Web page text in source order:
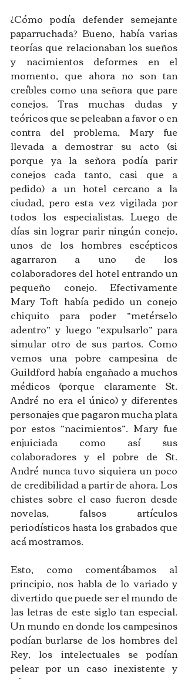
¿Cómo podía defender semejante
paparruchada? Bueno, había varias
teorías que relacionaban los sueños
y nacimientos deformes en el
momento, que ahora no son tan
creíbles como una señora que pare
conejos. Tras muchas dudas y
teóricos que se peleaban a favor o en
contra del problema, Mary fue
llevada a demostrar su acto (si
porque ya la señora podía parir
conejos cada tanto, casi que a
pedido) a un hotel cercano a la
ciudad, pero esta vez vigilada por
todos los especialistas. Luego de
días sin lograr parir ningún conejo,
unos de los hombres escépticos
agarraron a uno de los
colaboradores del hotel entrando un
pequeño conejo. Efectivamente
Mary Toft había pedido un conejo
chiquito para poder “metérselo
adentro” y luego “expulsarlo” para
simular otro de sus partos. Como
vemos una pobre campesina de
Guildford había engañado a muchos
médicos (porque claramente St.
André no era el único) y diferentes
personajes que pagaron mucha plata
por estos “nacimientos”. Mary fue
enjuiciada como así sus
colaboradores y el pobre de St.
André nunca tuvo siquiera un poco
de credibilidad a partir de ahora. Los
chistes sobre el caso fueron desde
novelas, falsos artículos
periodísticos hasta los grabados que
acá mostramos.
Esto, como comentábamos al
principio, nos habla de lo variado y
divertido que puede ser el mundo de
las letras de este siglo tan especial.
Un mundo en donde los campesinos
podían burlarse de los hombres del
Rey, los intelectuales se podían
pelear por un caso inexistente y